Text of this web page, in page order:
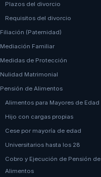
Plazos del divorcio
Requisitos del divorcio
Filiación (Paternidad)
Mediación Familiar
Medidas de Protección
Nulidad Matrimonial
Pensión de Alimentos
Alimentos para Mayores de Edad
Hijo con cargas propias
Cese por mayoría de edad
Universitarios hasta los 28
Cobro y Ejecución de Pensión de
Alimentos